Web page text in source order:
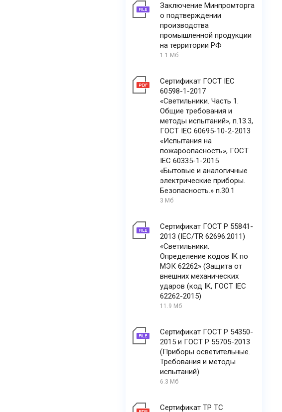
Заключение Минпромторга
о подтверждении
производства
промышленной продукции
на территории РФ
1.1 Мб
Сертификат ГОСТ IEC
60598-1-2017
«Светильники. Часть 1.
Общие требования и
методы испытаний», п.13.3,
ГОСТ IEC 60695-10-2-2013
«Испытания на
пожароопасность», ГОСТ
IEC 60335-1-2015
«Бытовые и аналогичные
электрические приборы.
Безопасность.» п.30.1
3 Мб
Сертификат ГОСТ Р 55841-
2013 (IEC/TR 62696:2011)
«Светильники.
Определение кодов IK по
МЭК 62262» (Защита от
внешних механических
ударов (код IK, ГОСТ IEC
62262-2015)
11.9 Мб
Сертификат ГОСТ Р 54350-
2015 и ГОСТ Р 55705-2013
(Приборы осветительные.
Требования и методы
испытаний)
6.3 Мб
Сертификат ТР ТС